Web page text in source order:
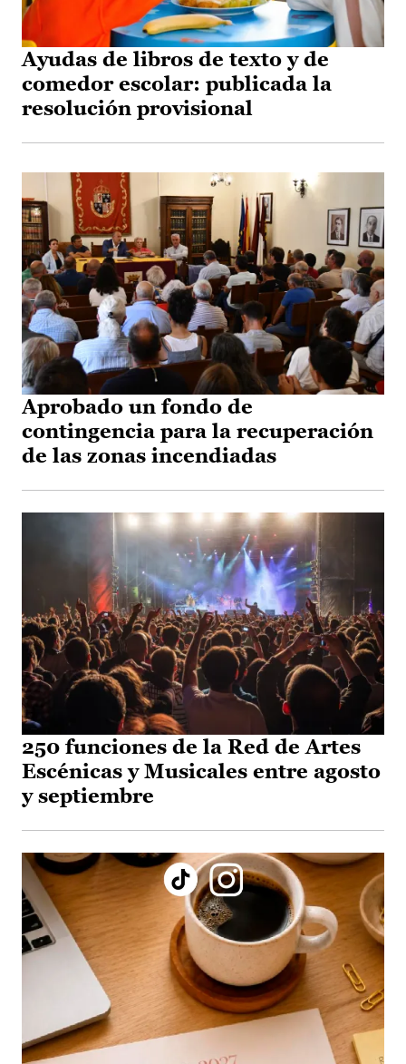
Ayudas de libros de texto y de
comedor escolar: publicada la
resolución provisional
Aprobado un fondo de
contingencia para la recuperación
de las zonas incendiadas
250 funciones de la Red de Artes
Escénicas y Musicales entre agosto
y septiembre